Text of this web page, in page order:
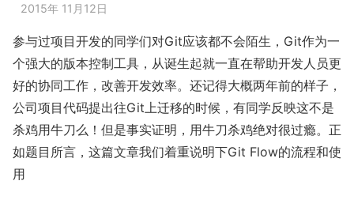
2015年 11月12日
参与过项目开发的同学们对Git应该都不会陌生，Git作为一
个强大的版本控制工具，从诞生起就一直在帮助开发人员更
好的协同工作，改善开发效率。还记得大概两年前的样子，
公司项目代码提出往Git上迁移的时候，有同学反映这不是
杀鸡用牛刀么！但是事实证明，用牛刀杀鸡绝对很过瘾。正
如题目所言，这篇文章我们着重说明下Git Flow的流程和使
用